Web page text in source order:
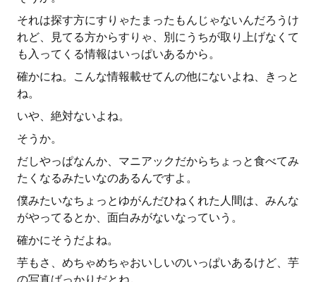
それは探す方にすりゃたまったもんじゃないんだろうけ
れど、見てる方からすりゃ、別にうちが取り上げなくて
も入ってくる情報はいっぱいあるから。
確かにね。こんな情報載せてんの他にないよね、きっと
ね。
いや、絶対ないよね。
そうか。
だしやっぱなんか、マニアックだからちょっと食べてみ
たくなるみたいなのあるんですよ。
僕みたいなちょっとゆがんだひねくれた人間は、みんな
がやってるとか、面白みがないなっていう。
確かにそうだよね。
芋もさ、めちゃめちゃおいしいのいっぱいあるけど、芋